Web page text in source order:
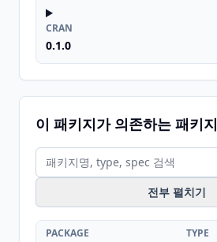
CRAN
0.1.0
이 패키지가 의존하는 패키지
전부 펼치기
PACKAGE TYPE